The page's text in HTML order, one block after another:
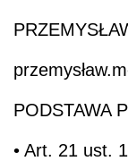
PODSTAWA
• Art. 21 ust.